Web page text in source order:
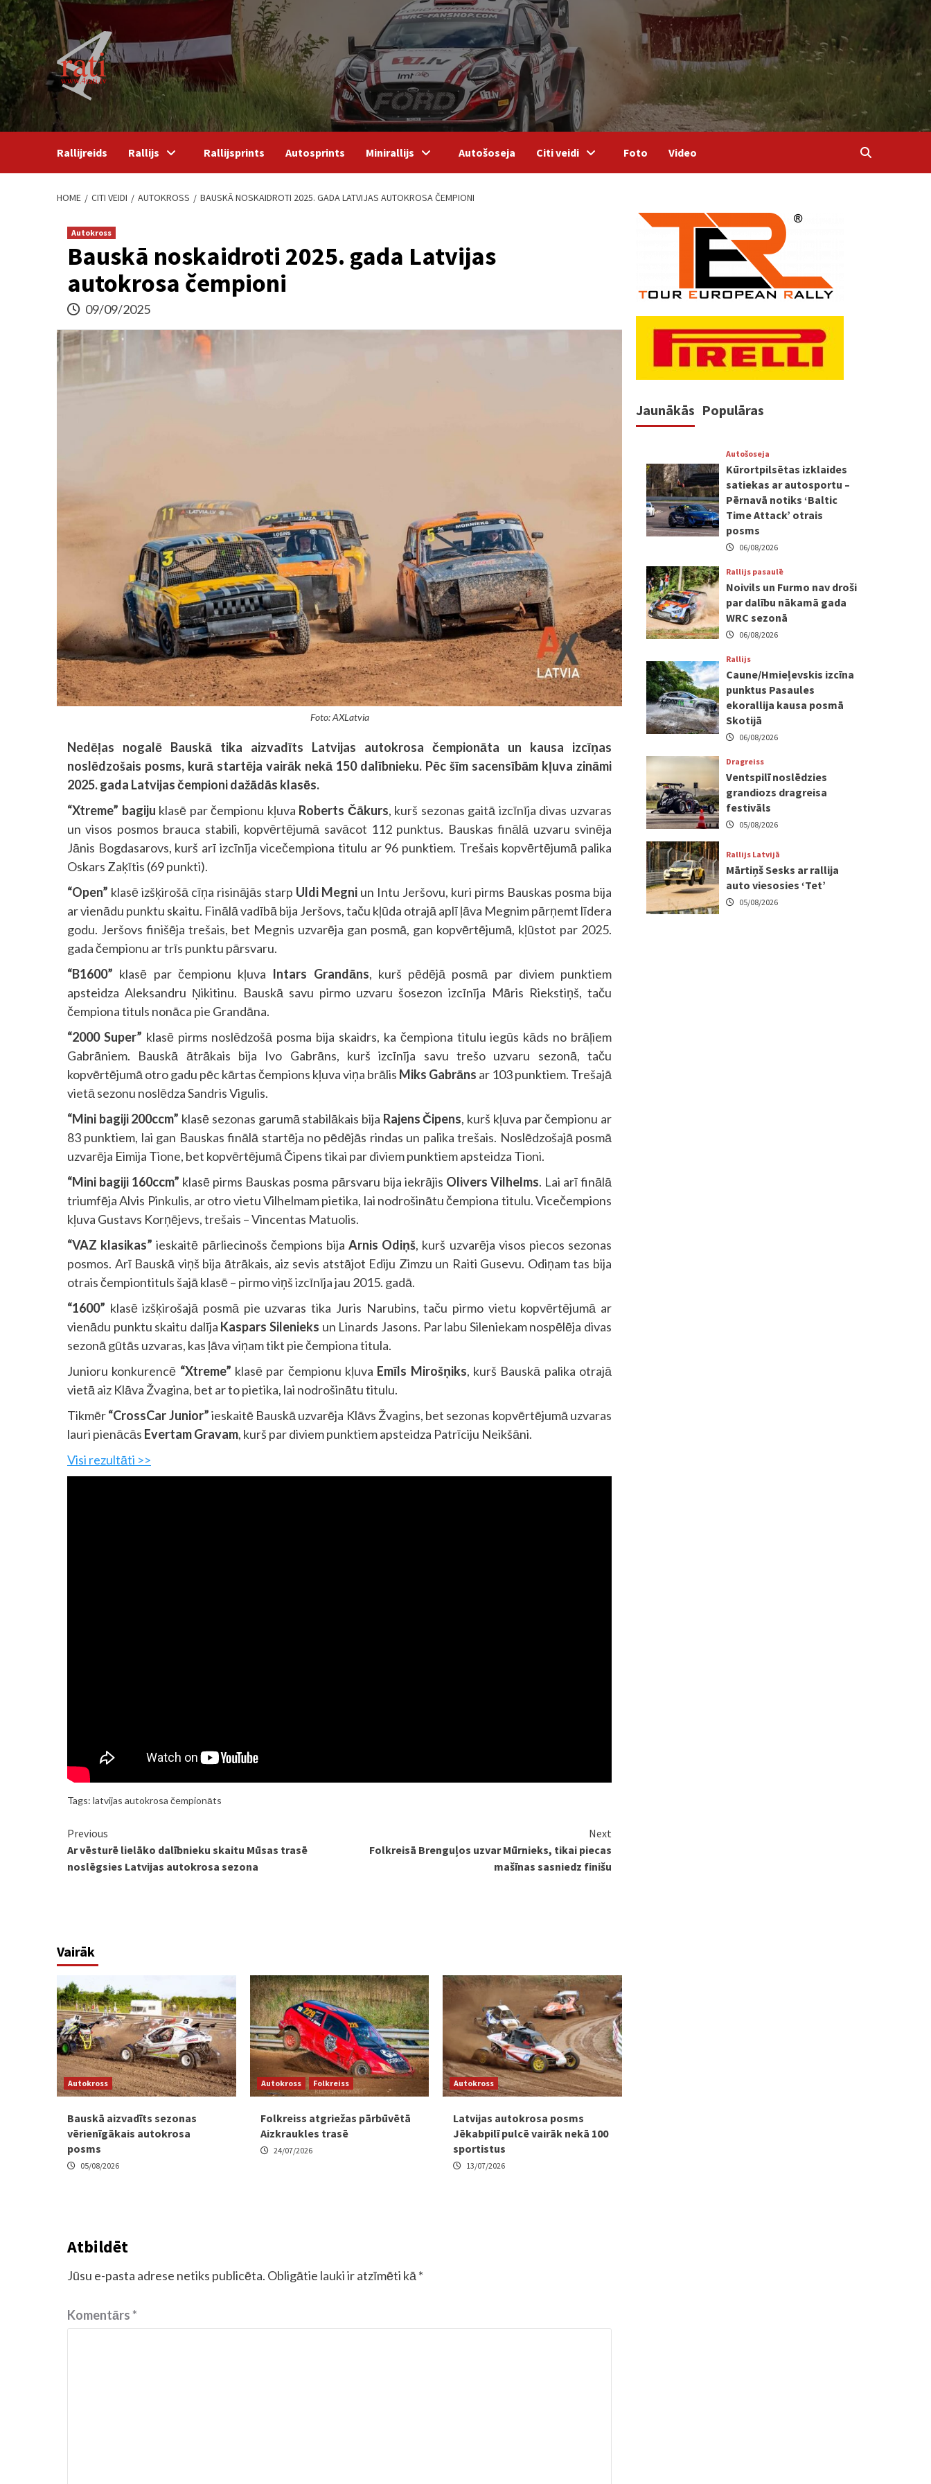
Skip
to
content
Rallijreids Rallijs Rallijsprints Autosprints Minirallijs Autošoseja Citi veidi Foto Video
HOME CITI VEIDI AUTOKROSS BAUSKĀ NOSKAIDROTI 2025. GADA LATVIJAS AUTOKROSA ČEMPIONI
Autokross
Bauskā noskaidroti 2025. gada Latvijas
autokrosa čempioni
09/09/2025
Foto: AXLatvia
Nedēļas nogalē Bauskā tika aizvadīts Latvijas autokrosa čempionāta un kausa izcīņas
noslēdzošais posms, kurā startēja vairāk nekā 150 dalībnieku. Pēc šīm sacensībām kļuva zināmi
2025. gada Latvijas čempioni dažādās klasēs.
“Xtreme” bagiju klasē par čempionu kļuva Roberts Čākurs, kurš sezonas gaitā izcīnīja divas uzvaras
un visos posmos brauca stabili, kopvērtējumā savācot 112 punktus. Bauskas finālā uzvaru svinēja
Jānis Bogdasarovs, kurš arī izcīnīja vicečempiona titulu ar 96 punktiem. Trešais kopvērtējumā palika
Oskars Zaķītis (69 punkti).
“Open” klasē izšķirošā cīņa risinājās starp Uldi Megni un Intu Jeršovu, kuri pirms Bauskas posma bija
ar vienādu punktu skaitu. Finālā vadībā bija Jeršovs, taču kļūda otrajā aplī ļāva Megnim pārņemt līdera
godu. Jeršovs finišēja trešais, bet Megnis uzvarēja gan posmā, gan kopvērtējumā, kļūstot par 2025.
gada čempionu ar trīs punktu pārsvaru.
“B1600” klasē par čempionu kļuva Intars Grandāns, kurš pēdējā posmā par diviem punktiem
apsteidza Aleksandru Ņikitinu. Bauskā savu pirmo uzvaru šosezon izcīnīja Māris Riekstiņš, taču
čempiona tituls nonāca pie Grandāna.
“2000 Super” klasē pirms noslēdzošā posma bija skaidrs, ka čempiona titulu iegūs kāds no brāļiem
Gabrāniem. Bauskā ātrākais bija Ivo Gabrāns, kurš izcīnīja savu trešo uzvaru sezonā, taču
kopvērtējumā otro gadu pēc kārtas čempions kļuva viņa brālis Miks Gabrāns ar 103 punktiem. Trešajā
vietā sezonu noslēdza Sandris Vigulis.
“Mini bagiji 200ccm” klasē sezonas garumā stabilākais bija Rajens Čipens, kurš kļuva par čempionu ar
83 punktiem, lai gan Bauskas finālā startēja no pēdējās rindas un palika trešais. Noslēdzošajā posmā
uzvarēja Eimija Tione, bet kopvērtējumā Čipens tikai par diviem punktiem apsteidza Tioni.
“Mini bagiji 160ccm” klasē pirms Bauskas posma pārsvaru bija iekrājis Olivers Vilhelms. Lai arī finālā
triumfēja Alvis Pinkulis, ar otro vietu Vilhelmam pietika, lai nodrošinātu čempiona titulu. Vicečempions
kļuva Gustavs Korņējevs, trešais – Vincentas Matuolis.
“VAZ klasikas” ieskaitē pārliecinošs čempions bijaArnis Odiņš, kurš uzvarēja visos piecos sezonas
posmos. Arī Bauskā viņš bija ātrākais, aiz sevis atstājot Ediju Zimzu un Raiti Gusevu. Odiņam tas bija
otrais čempiontituls šajā klasē – pirmo viņš izcīnīja jau 2015. gadā.
“1600” klasē izšķirošajā posmā pie uzvaras tika Juris Narubins, taču pirmo vietu kopvērtējumā ar
vienādu punktu skaitu dalīja Kaspars Silenieks un Linards Jasons. Par labu Sileniekam nospēlēja divas
sezonā gūtās uzvaras, kas ļāva viņam tikt pie čempiona titula.
Junioru konkurencē “Xtreme” klasē par čempionu kļuva Emīls Mirošņiks, kurš Bauskā palika otrajā
vietā aiz Klāva Žvagina, bet ar to pietika, lai nodrošinātu titulu.
Tikmēr“CrossCar Junior”ieskaitē Bauskā uzvarēja Klāvs Žvagins, bet sezonas kopvērtējumā uzvaras
lauri pienācās Evertam Gravam, kurš par diviem punktiem apsteidza Patrīciju Neikšāni.
Visi rezultāti >>
Tags: latvijas autokrosa čempionāts
Continue
Reading
Previous
Ar vēsturē lielāko dalībnieku skaitu Mūsas trasē
noslēgsies Latvijas autokrosa sezona
Next
Folkreisā Brenguļos uzvar Mūrnieks, tikai piecas
mašīnas sasniedz finišu
Vairāk
Autokross
Bauskā aizvadīts sezonas
vērienīgākais autokrosa
posms
05/08/2026
Autokross Folkreiss
Folkreiss atgriežas pārbūvētā
Aizkraukles trasē
24/07/2026
Autokross
Latvijas autokrosa posms
Jēkabpilī pulcē vairāk nekā 100
sportistus
13/07/2026
Atbildēt
Jūsu e-pasta adrese netiks publicēta. Obligātie lauki ir atzīmēti kā *
Komentārs*
Jaunākās Populāras
Autošoseja
Kūrortpilsētas izklaides
satiekas ar autosportu –
Pērnavā notiks ‘Baltic
Time Attack’ otrais
posms
06/08/2026
Rallijs pasaulē
Noivils un Furmo nav droši
par dalību nākamā gada
WRC sezonā
06/08/2026
Rallijs
Caune/Hmieļevskis izcīna
punktus Pasaules
ekorallija kausa posmā
Skotijā
06/08/2026
Dragreiss
Ventspilī noslēdzies
grandiozs dragreisa
festivāls
05/08/2026
Rallijs Latvijā
Mārtiņš Sesks ar rallija
auto viesosies ‘Tet’
05/08/2026